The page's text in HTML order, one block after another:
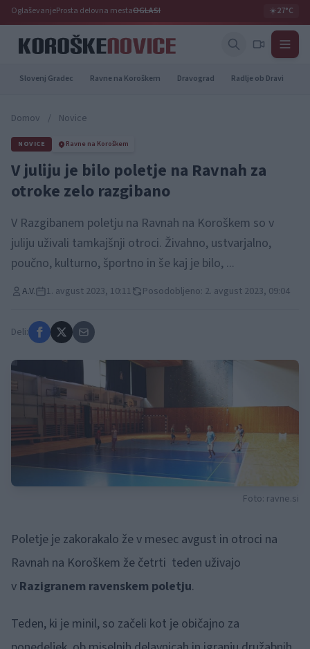
OglaševanjeProsta delovna mestaOGLASI ☀️27°C
Slovenj Gradec Ravne na Koroškem Dravograd Radlje ob Dravi
Domov / Novice
NOVICE Ravne na Koroškem
V juliju je bilo poletje na Ravnah za
otroke zelo razgibano
V Razgibanem poletju na Ravnah na Koroškem so v
juliju uživali tamkajšnji otroci. Živahno, ustvarjalno,
poučno, kulturno, športno in še kaj je bilo, ...
A.V. 1. avgust 2023, 10:11 Posodobljeno: 2. avgust 2023, 09:04
Deli:
Foto: ravne.si
Poletje je zakorakalo že v mesec avgust in otroci na
Ravnah na Koroškem že četrti teden uživajo
v Razigranem ravenskem poletju.
Teden, ki je minil, so začeli kot je običajno za